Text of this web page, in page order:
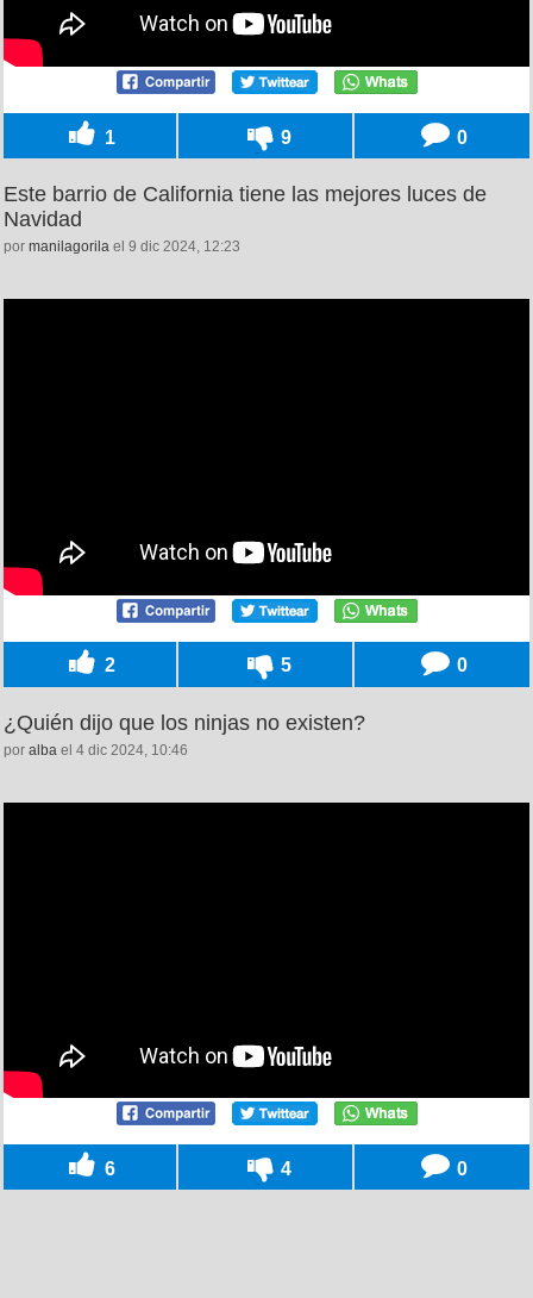
1 9 0
Este barrio de California tiene las mejores luces de
Navidad
por manilagorila el 9 dic 2024, 12:23
2 5 0
¿Quién dijo que los ninjas no existen?
por alba el 4 dic 2024, 10:46
6 4 0